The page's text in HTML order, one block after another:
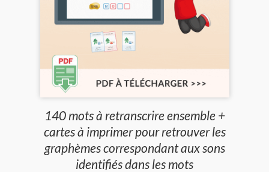
140 mots à retranscrire ensemble +
cartes à imprimer pour retrouver les
graphèmes correspondant aux sons
identifiés dans les mots